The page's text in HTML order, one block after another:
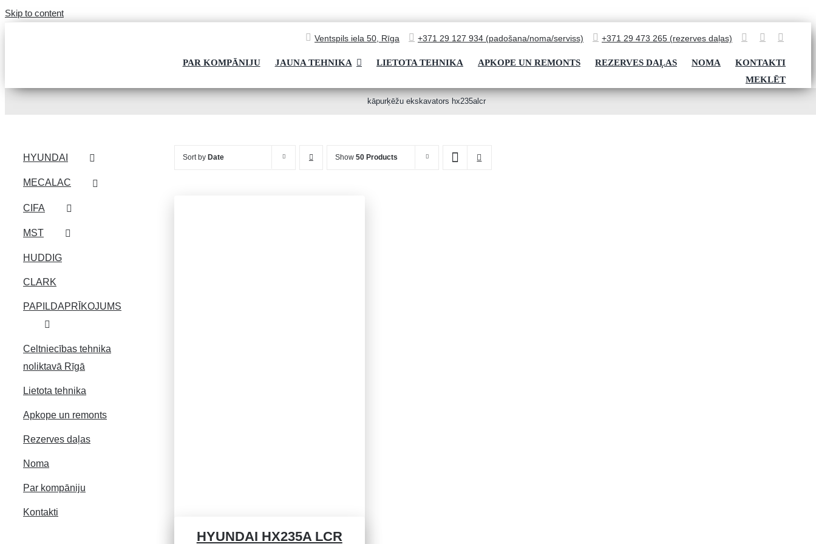
Skip to content
Ventspils iela 50, Rīga +371 29 127 934 (padošana/noma/serviss) +371 29 473 265 (rezerves daļas)
PAR KOMPĀNIJU JAUNA TEHNIKA LIETOTA TEHNIKA APKOPE UN REMONTS REZERVES DAĻAS NOMA
KONTAKTI
MEKLĒT
kāpurķēžu ekskavators hx235alcr
Sort by Date Show 50 Products
HYUNDAI HX235A LCR
HYUNDAI
MECALAC
CIFA
MST
HUDDIG
CLARK
PAPILDAPRĪKOJUMS
Celtniecības tehnika
noliktavā Rīgā
Lietota tehnika
Apkope un remonts
Rezerves daļas
Noma
Par kompāniju
Kontakti